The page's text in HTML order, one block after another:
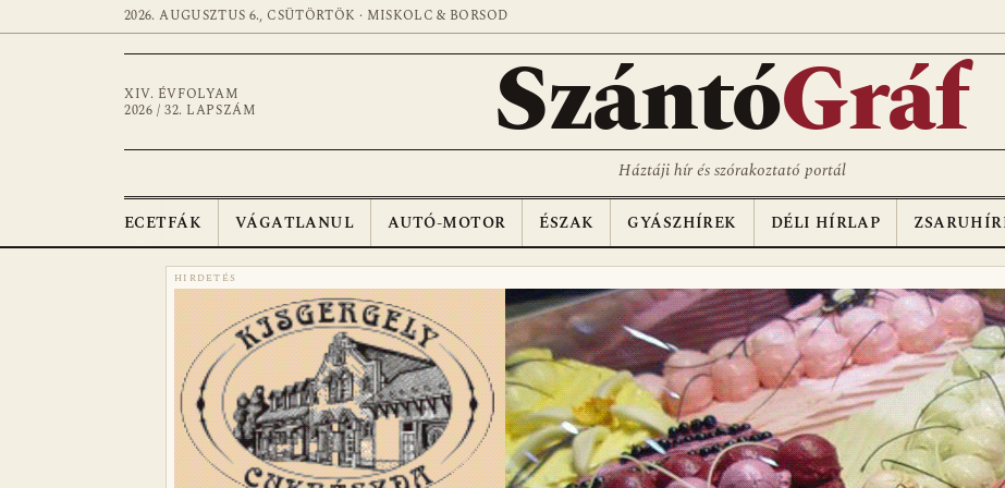
2026. AUGUSZTUS 6., CSÜTÖRTÖK · MISKOLC & BORSOD
XIV. ÉVFOLYAM
2026 / 32. LAPSZÁM
SzántóGráf
Háztáji hír és szórakoztató portál
ECETFÁK VÁGATLANUL AUTÓ-MOTOR ÉSZAK GYÁSZHÍREK DÉLI HÍRLAP
HIRDETÉS